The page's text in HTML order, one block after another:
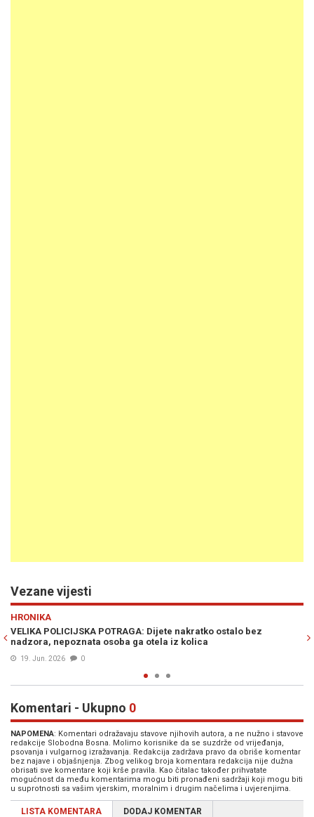
Vezane vijesti
EVROPA
DRAMA U SRED DANA: Muškarac oteo dijete (2) majci na ulici
30. Okt. 2025
Komentari - Ukupno 0
NAPOMENA: Komentari odražavaju stavove njihovih autora, a ne nužno i stavove
redakcije Slobodna Bosna. Molimo korisnike da se suzdrže od vrijeđanja,
psovanja i vulgarnog izražavanja. Redakcija zadržava pravo da obriše komentar
bez najave i objašnjenja. Zbog velikog broja komentara redakcija nije dužna
obrisati sve komentare koji krše pravila. Kao čitalac također prihvatate
mogućnost da među komentarima mogu biti pronađeni sadržaji koji mogu biti
u suprotnosti sa vašim vjerskim, moralnim i drugim načelima i uvjerenjima.
LISTA KOMENTARA DODAJ KOMENTAR